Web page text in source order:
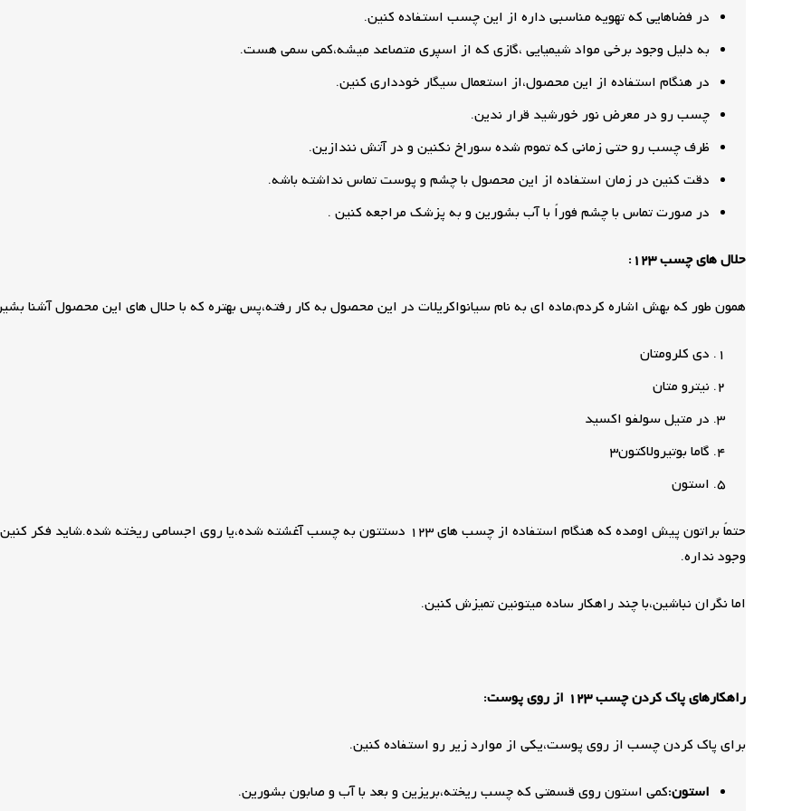
در فضاهایی که تهویه مناسبی داره از این چسب استفاده کنین.
به دلیل وجود برخی مواد شیمیایی ،گازی که از اسپری متصاعد میشه،کمی سمی هست.
در هنگام استفاده از این محصول،از استعمال سیگار خودداری کنین.
چسب رو در معرض نور خورشید قرار ندین.
ظرف چسب رو حتی زمانی که تموم شده سوراخ نکنین و در آتش نندازین.
دقت کنین در زمان استفاده از این محصول با چشم و پوست تماس نداشته باشه.
در صورت تماس با چشم فوراً با آب بشورین و به پزشک مراجعه کنین .
حلال های چسب 123:
همون طور که بهش اشاره کردم،ماده ای به نام سیانواکریلات در این محصول به کار رفته،پس بهتره که با حلال های این محصول آشنا
دی کلرومتان
نیترو متان
در متیل سولفو اکسید
گاما بوتیرولاکتون3
استون
حتماً براتون پیش اومده که هنگام استفاده از چسب های 123 دستتون به چسب آغشته شده،یا روی
وجود نداره.
اما نگران نباشین،با چند راهکار ساده میتونین تمیزش کنین.
راهکارهای پاک کردن چسب 123 از روی پوست:
برای پاک کردن چسب از روی پوست،یکی از موارد زیر رو استفاده کنین.
استون:کمی استون روی قسمتی که چسب ریخته،بریزین و بعد با آب و صابون بشورین.